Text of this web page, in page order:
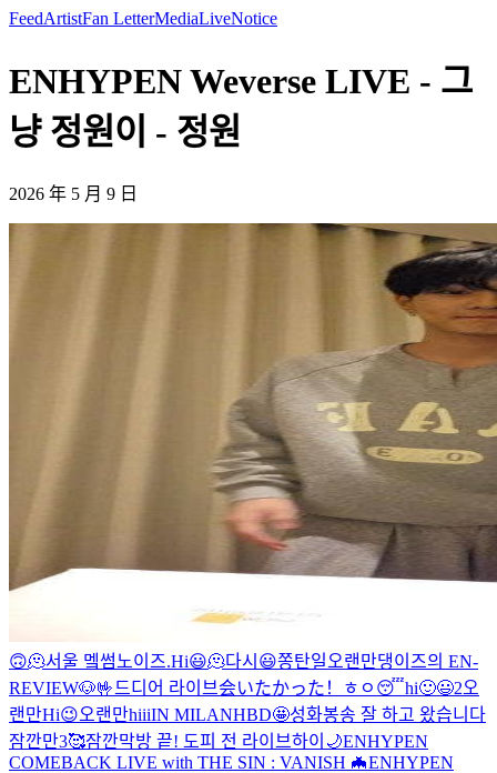
FeedArtistFan LetterMediaLiveNotice
ENHYPEN Weverse LIVE - 그
냥 정원이 - 정원
2026 年 5 月 9 日
🙃🫠서울 멬썸노이즈.Hi😃🫠다시 😃쫑탄일 오랜만댕이즈의 EN-
REVIEW🐶🤟 드디어 라이브会いたかった！ ㅎㅇ 😴hi🙂😃2오
랜만Hi😉오랜만hiiiIN MILANHBD🤩성화봉송 잘 하고 왔습니다
잠깐만3🥰잠깐막방 끝! 도피 전 라이브하이 🌙ENHYPEN
COMEBACK LIVE with THE SIN : VANISH 🦇ENHYPEN